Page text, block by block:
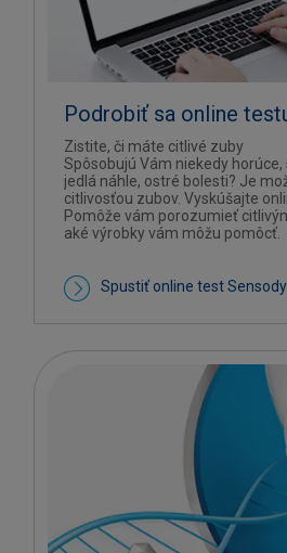
Podrobiť sa online
Zistite, či máte citlivé zuby
Spôsobujú Vám niekedy
jedlá náhle, ostré bolesti? Je
citlivosťou zubov. Vyskúšajte
Pomôže vám porozumieť
aké výrobky vám môžu pomôcť.
Spustiť online test